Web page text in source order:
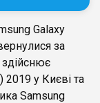
Galaxy
за
у Києві та
Samsung